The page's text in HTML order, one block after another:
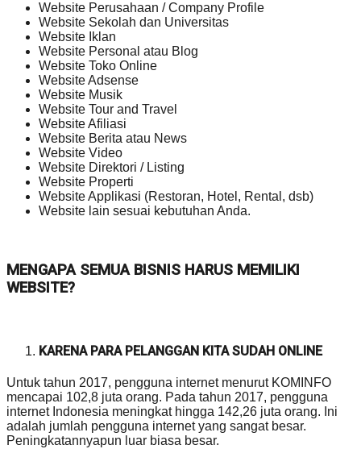
Website Perusahaan / Company Profile
Website Sekolah dan Universitas
Website Iklan
Website Personal atau Blog
Website Toko Online
Website Adsense
Website Musik
Website Tour and Travel
Website Afiliasi
Website Berita atau News
Website Video
Website Direktori / Listing
Website Properti
Website Applikasi (Restoran, Hotel, Rental, dsb)
Website lain sesuai kebutuhan Anda.
MENGAPA SEMUA BISNIS HARUS MEMILIKI
WEBSITE?
KARENA PARA PELANGGAN KITA SUDAH ONLINE
Untuk tahun 2017, pengguna internet menurut KOMINFO
mencapai 102,8 juta orang. Pada tahun 2017, pengguna
internet Indonesia meningkat hingga 142,26 juta orang. Ini
adalah jumlah pengguna internet yang sangat besar.
Peningkatannyapun luar biasa besar.